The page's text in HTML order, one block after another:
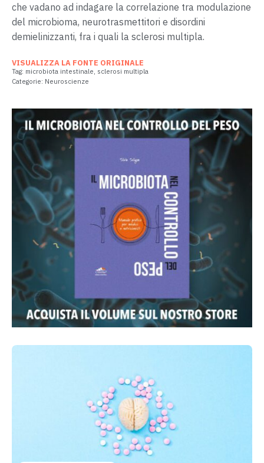
che vadano ad indagare la correlazione tra modulazione
del microbioma, neurotrasmettitori e disordini
demielinizzanti, fra i quali la sclerosi multipla.
VISUALIZZA LA FONTE ORIGINALE
Tag: microbiota intestinale, sclerosi multipla
Categorie: Neuroscienze